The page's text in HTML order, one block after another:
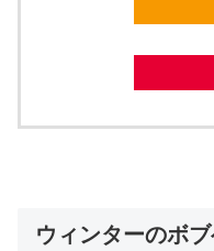
ウィンターのボ